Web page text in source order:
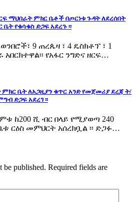
ማህበራት ምክር ቤቶች በጦርነቱ ጉዳት ለደረሰበት
የቁሳቁስ ድጋፍ አደረጉ ፡፡
9 ጠረጴዛ ፣ 4 ዴስክቶፕ ፣ 1
የአፋር ንግድና ዘርፍ…
ምክር ቤት ለአጋዚያን ቁጥር አንድ የመጀመሪያ ደረጃ ት/
ድጋፍ አደረገ ፡፡
ከ200 ሺ ብር በላይ የሚያወጣ 240
ርዕስ መምህርት አሰረክቧል ፡፡ ድጋፉ…
be published. Required fields are